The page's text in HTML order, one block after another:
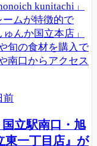
kunitachi」
ムが特徴的で
んか国立本店」
旬の食材を購入で
南口からアクセス
前
国立駅南口・旭
東一丁目店』が